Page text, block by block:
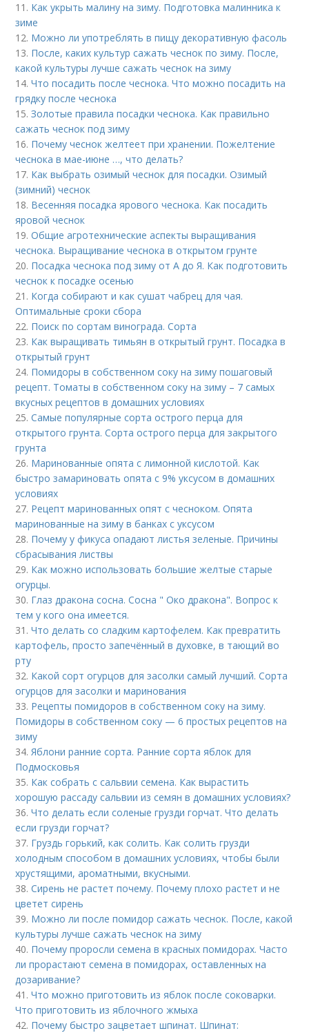
11. Как укрыть малину на зиму. Подготовка малинника к
зиме
12. Можно ли употреблять в пищу декоративную фасоль
13. После, каких культур сажать чеснок по зиму. После,
какой культуры лучше сажать чеснок на зиму
14.Что посадить после чеснока. Что можно посадить на
грядку после чеснока
15.Золотые правила посадки чеснока. Как правильно
сажать чеснок под зиму
16. Почему чеснок желтеет при хранении. Пожелтение
чеснока в мае-июне …, что делать?
17. Как выбрать озимый чеснок для посадки. Озимый
(зимний) чеснок
18. Весенняя посадка ярового чеснока. Как посадить
яровой чеснок
19.Общие агротехнические аспекты выращивания
чеснока. Выращивание чеснока в открытом грунте
20. Посадка чеснока под зиму от А до Я. Как подготовить
чеснок к посадке осенью
21. Когда собирают и как сушат чабрец для чая.
Оптимальные сроки сбора
22. Поиск по сортам винограда. Сорта
23. Как выращивать тимьян в открытый грунт. Посадка в
открытый грунт
24. Помидоры в собственном соку на зиму пошаговый
рецепт. Томаты в собственном соку на зиму – 7 самых
вкусных рецептов в домашних условиях
25.Самые популярные сорта острого перца для
открытого грунта. Сорта острого перца для закрытого
грунта
26. Маринованные опята с лимонной кислотой. Как
быстро замариновать опята с 9% уксусом в домашних
условиях
27. Рецепт маринованных опят с чесноком. Опята
маринованные на зиму в банках с уксусом
28. Почему у фикуса опадают листья зеленые. Причины
сбрасывания листвы
29. Как можно использовать большие желтые старые
огурцы.
30. Глаз дракона сосна. Сосна " Око дракона". Вопрос к
тем у кого она имеется.
31.Что делать со сладким картофелем. Как превратить
картофель, просто запечённый в духовке, в тающий во
рту
32. Какой сорт огурцов для засолки самый лучший. Сорта
огурцов для засолки и маринования
33. Рецепты помидоров в собственном соку на зиму.
Помидоры в собственном соку — 6 простых рецептов на
зиму
34.Яблони ранние сорта. Ранние сорта яблок для
Подмосковья
35. Как собрать с сальвии семена. Как вырастить
хорошую рассаду сальвии из семян в домашних условиях?
36.Что делать если соленые грузди горчат. Что делать
если грузди горчат?
37. Груздь горький, как солить. Как солить грузди
холодным способом в домашних условиях, чтобы были
хрустящими, ароматными, вкусными.
38.Сирень не растет почему. Почему плохо растет и не
цветет сирень
39. Можно ли после помидор сажать чеснок. После, какой
культуры лучше сажать чеснок на зиму
40. Почему проросли семена в красных помидорах. Часто
ли прорастают семена в помидорах, оставленных на
дозаривание?
41.Что можно приготовить из яблок после соковарки.
Что приготовить из яблочного жмыха
42. Почему быстро зацветает шпинат. Шпинат: